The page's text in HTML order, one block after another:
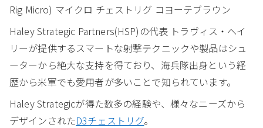
Rig Micro) マイクロ チェストリグ コヨーテブラウン
Haley Strategic Partners(HSP)の代表 トラヴィス・ヘイ
リーが提供するスマートな射撃テクニックや製品はシュ
ーターから絶大な支持を得ており、海兵隊出身という経
歴から米軍でも愛用者が多いことで知られています。
Haley Strategicが得た数多の経験や、様々なニーズから
デザインされたD3チェストリグ。